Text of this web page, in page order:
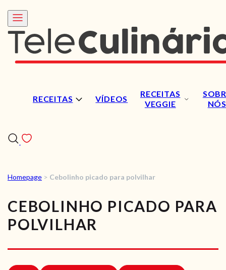
RECEITAS VÍDEOS
RECEITAS
VEGGIE
NÓS
RECEITAS
VÍDEOS
RECEITAS VEGGIE
Homepage > Cebolinho picado para polvilhar
CEBOLINHO PICADO PARA
POLVILHAR